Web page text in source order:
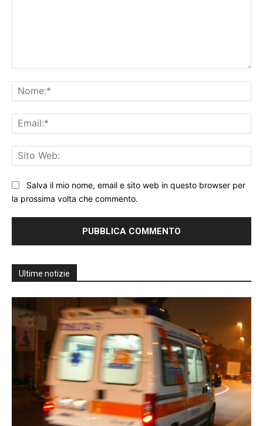
Salva il mio nome, email e sito web in questo browser per
la prossima volta che commento.
Ultime notizie